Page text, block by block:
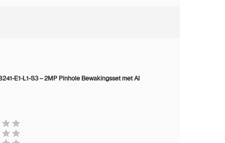
connector
E1-L1-S3 – 2MP Pinhole Bewakingsset met AI